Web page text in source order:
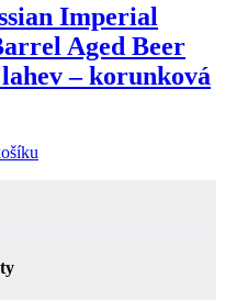
Imperial
Aged Beer
– korunková